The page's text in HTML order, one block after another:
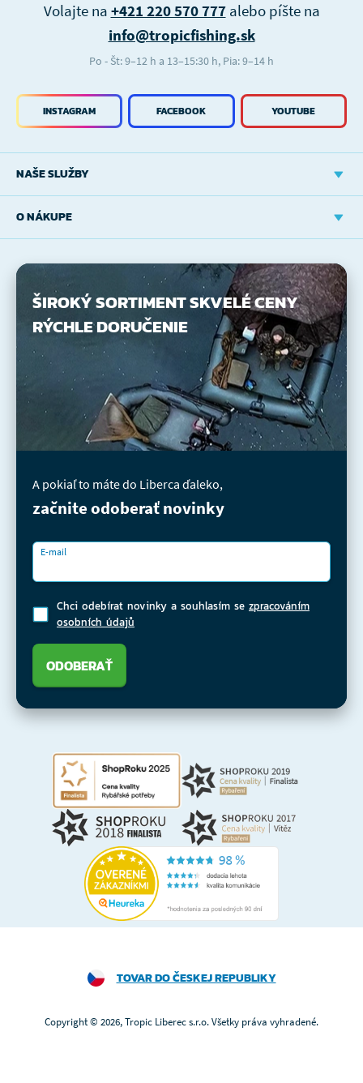
NAŠE SLUŽBY
O NÁKUPE
INSTAGRAM FACEBOOK YOUTUBE
Volajte na +421 220 570 777alebo píšte na
info@tropicfishing.sk
Po - Št: 9–12 h a 13–15:30 h, Pia: 9–14 h
ŠIROKÝ SORTIMENTSKVELÉ CENY
RÝCHLE DORUČENIE
A pokiaľ to máte do Liberca ďaleko,
začnite odoberať novinky
E-mail
Chci odebírat novinky a souhlasím se zpracováním
osobních údajů
ODOBERAŤ
TOVAR DO ČESKEJ REPUBLIKY
Copyright © 2026, Tropic Liberec s.r.o. Všetky práva vyhradené.